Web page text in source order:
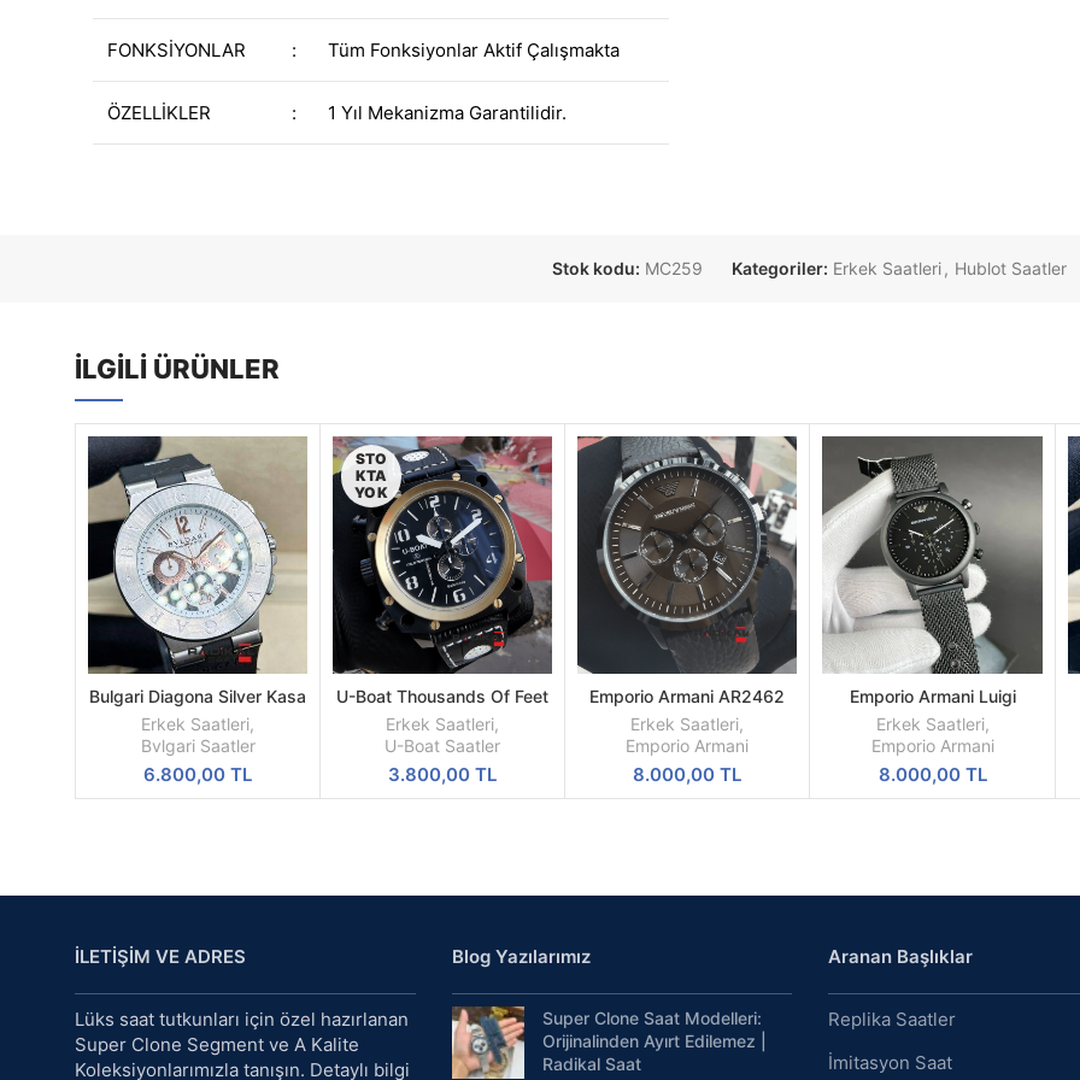
FONKSİYONLAR : Tüm Fonksiyonlar Aktif Çalışmakta
ÖZELLİKLER : 1 Yıl Mekanizma Garantilidir.
Stok kodu: MC259 Kategoriler: Erkek Saatleri, Hublot Saatler
İLGILI ÜRÜNLER
SEPETE
EKLE
Bulgari Diagona Silver Kasa
Çelik Besel Replika Erkek
Kol Saati
Erkek Saatleri,
Bvlgari Saatler
6.800,00TL
STO
KTA
YOK
DEVAMINI
OKU
U-Boat Thousands Of Feet
PVD Kasa Replika Erkek Kol
Saati
Erkek Saatleri,
U-Boat Saatler
3.800,00TL
SEPETE
EKLE
Emporio Armani AR2462
Replika Erkek Kol Saati
Erkek Saatleri,
Emporio Armani
8.000,00TL
SEPETE
EKLE
Emporio Armani Luigi
AR1968 All Black Mesh
Siyah Kadran Siyah Kordon
Erkek Saatleri,
Emporio Armani
8.000,00 TL
İLETİŞİM VE ADRES
Lüks saat tutkunları için özel hazırlanan
Super Clone Segment ve A Kalite
Koleksiyonlarımızla tanışın. Detaylı bilgi
Blog Yazılarımız
Super Clone Saat Modelleri:
Orijinalinden Ayırt Edilemez |
Radikal Saat
Aranan Başlıklar
Replika Saatler
İmitasyon Saat